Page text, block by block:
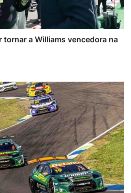
a Williams vencedora na